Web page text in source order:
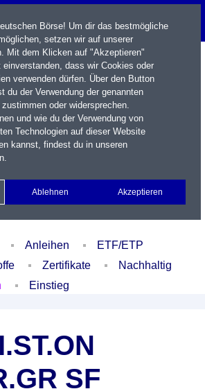
Watchlist Portfolio Login
Anleihen
ETF/ETP
Zertifikate
Nachhaltig
Einstieg
SF
Börse! Um dir das bestmögliche
setzen wir auf unserer
Mit dem Klicken auf "Akzeptieren"
dass wir Cookies oder
verwenden dürfen. Über den Button
du der Verwendung der genannten
oder widersprechen.
und wie du der Verwendung von
Technologien auf dieser Website
kannst, findest du in unseren
.
Ablehnen Akzeptieren